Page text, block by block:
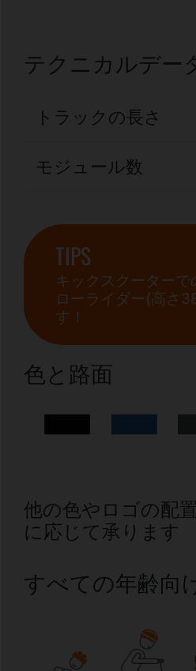
テクニカルデー
トラックの長さ
モジュール数
TIPS
キックスクーター
ローライダー(高さ
す！
色と路面
他の色やロゴの配
に応じて承ります
すべての年齢向